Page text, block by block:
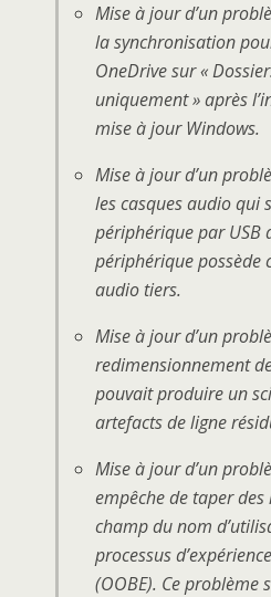
Mise à jour d’un
la synchronisation
OneDrive sur «
uniquement » après
mise à jour Windows.
Mise à jour d’un
les casques audio qui
périphérique par USB
périphérique possède
audio tiers.
Mise à jour d’un
redimensionnement
pouvait produire un
artefacts de ligne
Mise à jour d’un
empêche de taper
champ du nom
processus
(OOBE). Ce problème